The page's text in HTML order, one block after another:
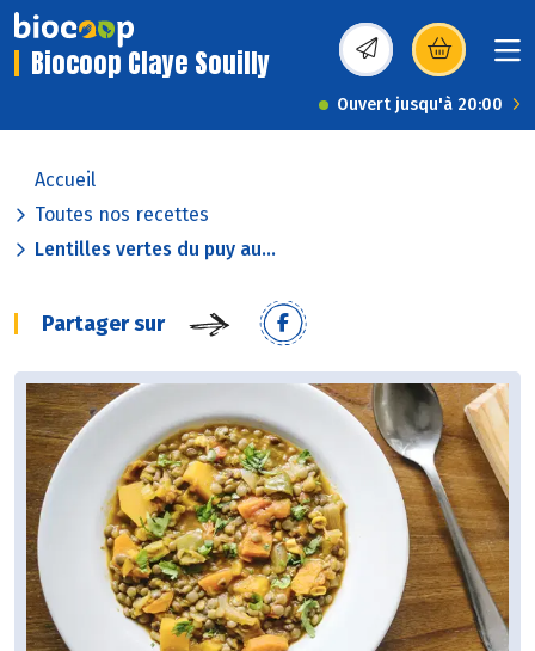
Biocoop Claye Souilly (s’ouvre dans une
Ouvert jusqu'à 20:00
Accueil
Toutes nos recettes
Lentilles vertes du puy au...
Partager sur